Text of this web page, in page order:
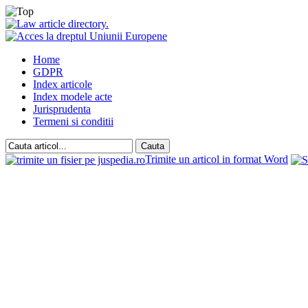
Home
GDPR
Index articole
Index modele acte
Jurisprudenta
Termeni si conditii
Trimite un articol in format Word